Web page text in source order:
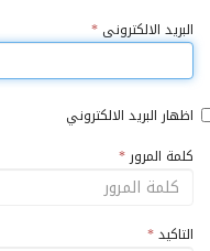
البريد الالكترونى *
اظهار البريد الالكتروني
كلمة المرور *
التاكيد*